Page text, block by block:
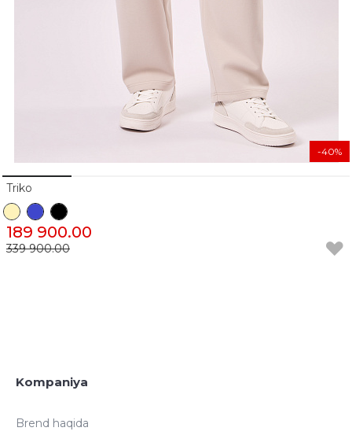
Triko
189 900.00
339 900.00
-40%
Kompaniya
Brend haqida